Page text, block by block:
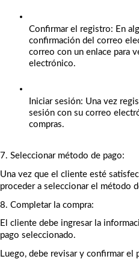
Confirmar el registro: En
confirmación del correo
correo con un enlace para
electrónico.
Iniciar sesión: Una vez
sesión con su correo
compras.
7. Seleccionar método de pago:
Una vez que el cliente esté
proceder a seleccionar el método
8. Completar la compra:
El cliente debe ingresar la
pago seleccionado.
Luego, debe revisar y confirmar el